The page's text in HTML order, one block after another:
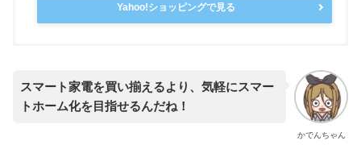
Yahoo!ショッピングで見る
かでんちゃん
スマート家電を買い揃えるより、気軽にスマー
トホーム化を目指せるんだね！